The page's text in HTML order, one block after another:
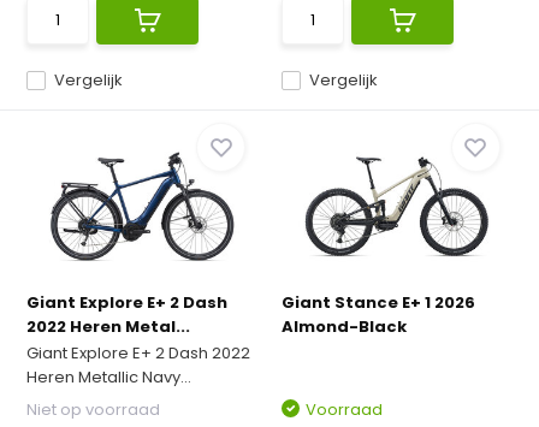
Vergelijk Vergelijk
Giant Explore E+ 2 Dash
2022 Heren Metal...
Giant Explore E+ 2 Dash 2022
Heren Metallic Navy...
Niet op voorraad
Giant Stance E+ 1 2026
Almond-Black
Voorraad